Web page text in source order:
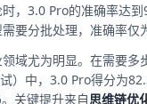
，3.0 Pro的准确率达
要分批处理，准确率仅
域尤为明显。在需要多
）中，3.0 Pro得分为
关键提升来自思维链优